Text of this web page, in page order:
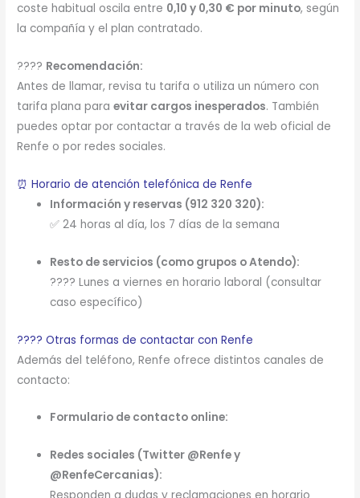
coste habitual oscila entre 0,10 y 0,30 € por minuto, según
la compañía y el plan contratado.
???? Recomendación:
Antes de llamar, revisa tu tarifa o utiliza un número con
tarifa plana paraevitar cargos inesperados. También
puedes optar por contactar a través de la web oficial de
Renfe o por redes sociales.
⏰ Horario de atención telefónica de Renfe
Información y reservas (912 320 320):
✅ 24 horas al día, los 7 días de la semana
Resto de servicios (como grupos o Atendo):
???? Lunes a viernes en horario laboral (consultar
caso específico)
???? Otras formas de contactar con Renfe
Además del teléfono, Renfe ofrece distintos canales de
contacto:
Formulario de contacto online:
Redes sociales (Twitter @Renfe y
@RenfeCercanias):